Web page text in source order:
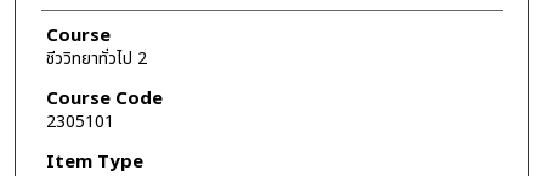
Course
ชีววิทยาทั่วไป 2
Course Code
2305101
Item Type